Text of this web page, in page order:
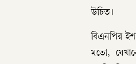
উচিত।
বিএনপির
মতো,